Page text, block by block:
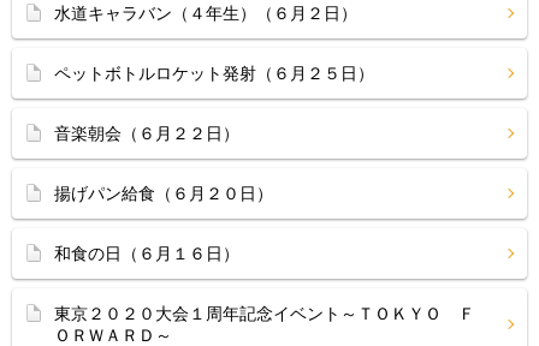
水道キャラバン（４年生）（６月２日）
ペットボトルロケット発射（６月２５日）
音楽朝会（６月２２日）
揚げパン給食（６月２０日）
和食の日（６月１６日）
東京２０２０大会１周年記念イベント～ＴＯＫＹＯ Ｆ
ＯＲＷＡＲＤ～